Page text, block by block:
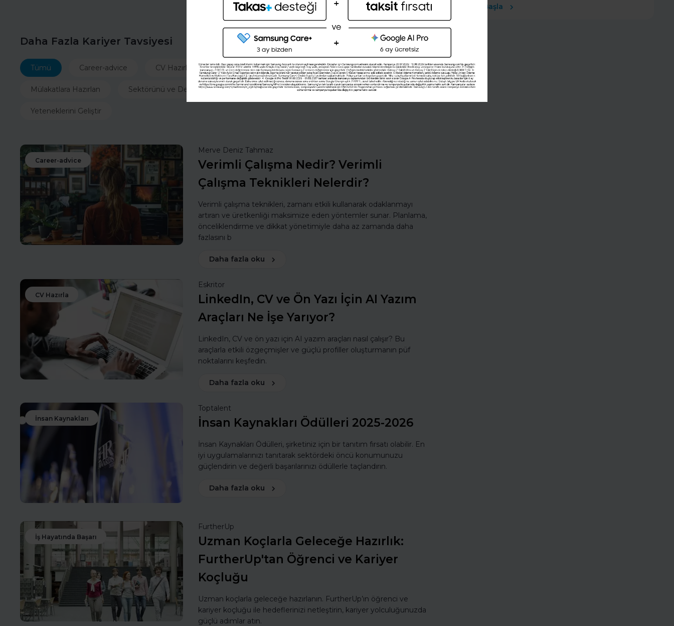
Şimdi değil Evet
Ücretsiz Başla
Daha Fazla Kariyer Tavsiyesi
Tümü Career-advice CV Hazırla İnsan Kaynakları İş Hayatında Başarı
Mülakatlara Hazırlan Sektörünü ve Departmanını Seç Şirketleri Keşfet
Yeteneklerini Geliştir
Career-advice
Merve Deniz Tahmaz
Verimli Çalışma Nedir? Verimli
Çalışma Teknikleri Nelerdir?
Verimli çalışma teknikleri, zamanı etkili kullanarak odaklanmayı
artıran ve üretkenliği maksimize eden yöntemler sunar. Planlama,
önceliklendirme ve dikkat yönetimiyle daha az zamanda daha
fazlasını b
Daha fazla oku
CV Hazırla
Eskritor
LinkedIn, CV ve Ön Yazı İçin AI Yazım
Araçları Ne İşe Yarıyor?
LinkedIn, CV ve ön yazı için AI yazım araçları nasıl çalışır? Bu
araçlarla etkili özgeçmişler ve güçlü profiller oluşturmanın püf
noktalarını keşfedin.
Daha fazla oku
İnsan Kaynakları
Toptalent
İnsan Kaynakları Ödülleri 2025-2026
İnsan Kaynakları Ödülleri, şirketiniz için bir tanıtım fırsatı olabilir. En
iyi uygulamalarınızı tanıtarak sektördeki öncü konumunuzu
güçlendirin ve değerli başarılarınızı ödüllerle taçlandırın.
Daha fazla oku
İş Hayatında Başarı
FurtherUp
Uzman Koçlarla Geleceğe Hazırlık:
FurtherUp'tan Öğrenci ve Kariyer
Koçluğu
Uzman koçlarla geleceğe hazırlanın. FurtherUp’ın öğrenci ve
kariyer koçluğu ile hedeflerinizi netleştirin, kariyer yolculuğunuzda
güçlü adımlar atın.